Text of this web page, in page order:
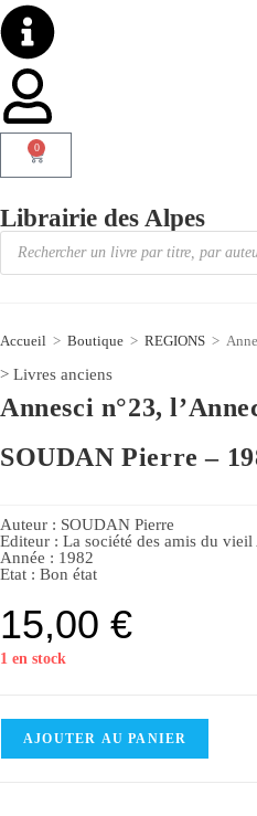
0
Librairie des Alpes
Accueil > Boutique > REGIONS >
> Livres anciens
Annesci n°23,
SOUDAN Pierre –
Auteur : SOUDAN Pierre
Editeur : La société des amis du
Année : 1982
Etat : Bon état
15,00 €
1 en stock
AJOUTER AU PANIER